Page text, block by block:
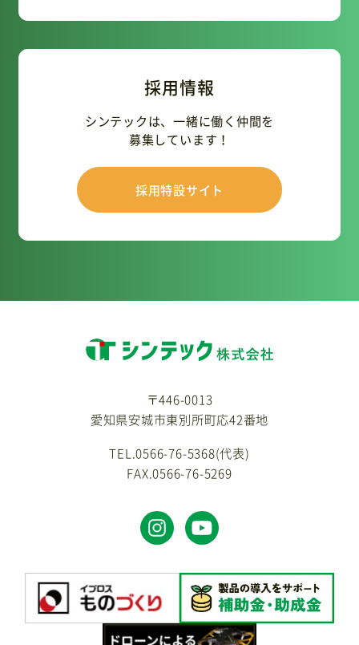
採用情報
シンテックは、一緒に働く仲間を
募集しています！
採用特設サイト
〒446-0013
愛知県安城市東別所町応42番地
TEL.0566-76-5368(代表)
FAX.0566-76-5269